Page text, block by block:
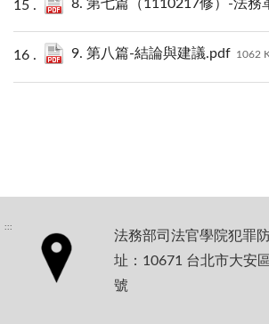
8. 第七篇（1110217修）-法務
9. 第八篇-結論與建議.pdf 1062
:::
法務部司法官學院犯罪
址：10671 台北市大安
號